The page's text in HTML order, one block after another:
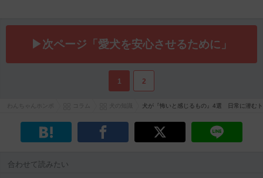
▶次ページ「愛犬を安心させるために」
1 2
犬が『怖いと感じるもの』4選 日常に潜む
合わせて読みたい